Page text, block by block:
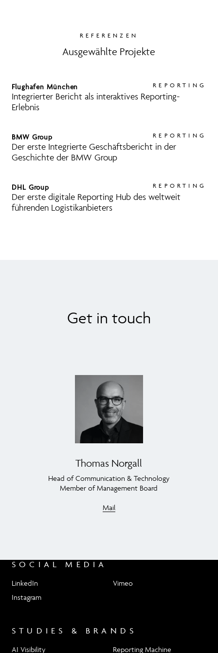
REFERENZEN
Ausgewählte Projekte
Flughafen München REPORTING
Integrierter Bericht als interaktives Reporting-
Erlebnis
BMW Group REPORTING
Der erste Integrierte Geschäftsbericht in der
Geschichte der BMW Group
DHL Group REPORTING
Der erste digitale Reporting Hub des weltweit
führenden Logistikanbieters
Get in touch
Thomas Norgall
Head of Communication & Technology
Member of Management Board
Mail
SOCIAL MEDIA
LinkedIn
Instagram
Vimeo
STUDIES & BRANDS
AI Visibility Reporting Machine